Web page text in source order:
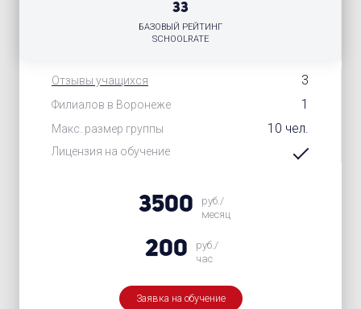
Отзывы учащихся 3
Филиалов в Воронеже 1
Макс. размер группы 10 чел.
Лицензия на обучение
33
БАЗОВЫЙ РЕЙТИНГ
SCHOOLRATE
3500
руб./
месяц
200
руб./
час
Заявка на обучение